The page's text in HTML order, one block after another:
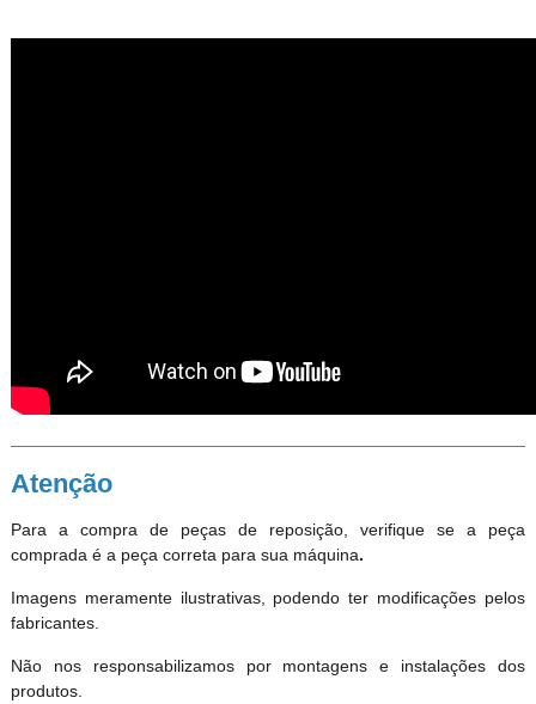
Atenção
Para a compra de peças de reposição, verifique se a peça
comprada é a peça correta para sua máquina.
Imagens meramente ilustrativas, podendo ter modificações pelos
fabricantes.
Não nos responsabilizamos por montagens e instalações dos
produtos.